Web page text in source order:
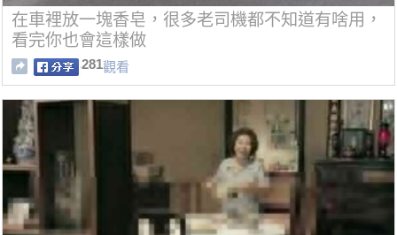
在車裡放一塊香皂，很多老司機都不知道有啥用，
看完你也會這樣做
281觀看